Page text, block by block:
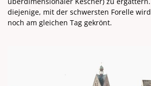
diejenige, mit der schwersten Forelle
noch am gleichen Tag gekrönt.